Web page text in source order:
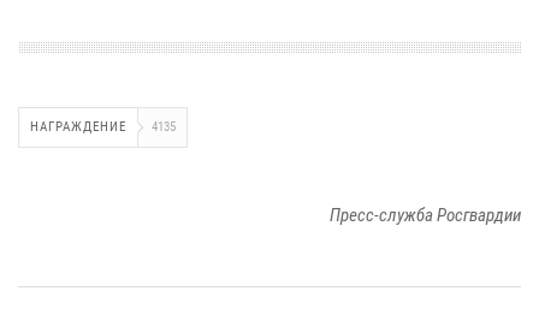
НАГРАЖДЕНИЕ 4135
Пресс-служба Росгвардии